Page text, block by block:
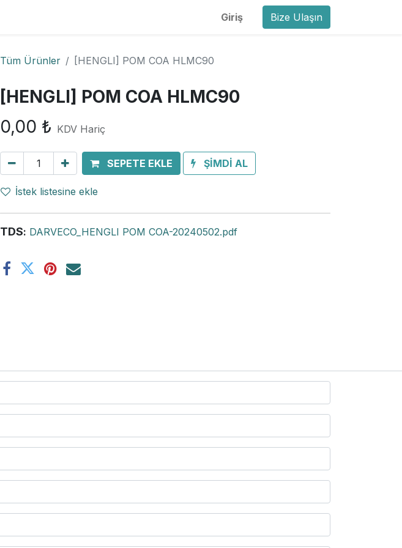
Giriş Bize Ulaşın
Tüm Ürünler [HENGLI] POM COA HLMC90
[HENGLI] POM COA HLMC90
0,00 ₺ KDV Hariç
SEPETE EKLE ŞİMDİ AL
İstek listesine ekle
TDS: DARVECO_HENGLI POM COA-20240502.pdf